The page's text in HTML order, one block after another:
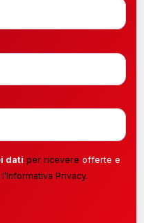
dati per ricevere offerte e
l’Informativa Privacy.